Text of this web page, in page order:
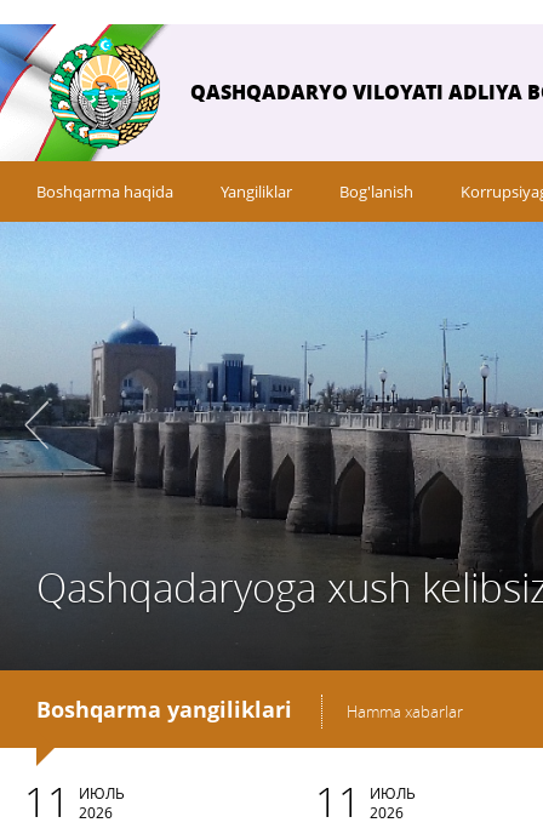
QASHQADARYO VILOYATI ADLIYA
Boshqarma haqida Yangiliklar Bog'lanish
Qashqadaryoga xush
Boshqarma yangiliklari Hamma xabarlar
11
ИЮЛЬ
2026
11
ИЮЛЬ
2026